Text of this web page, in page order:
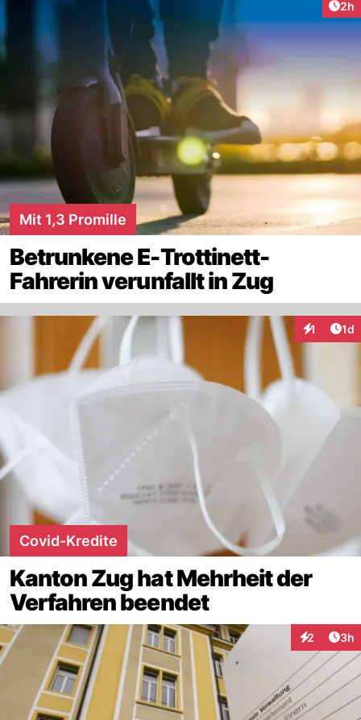
2h
Mit 1,3 Promille
Betrunkene E-Trottinett-
Fahrerin verunfallt in Zug
1 1d
Covid-Kredite
Kanton Zug hat Mehrheit der
Verfahren beendet
2 3h